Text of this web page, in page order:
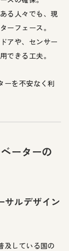
る人々でも、現
ーフェース。
アや、センサー
できる工夫。
ーを不安なく利
ーターの
サルデザイン
及している国の